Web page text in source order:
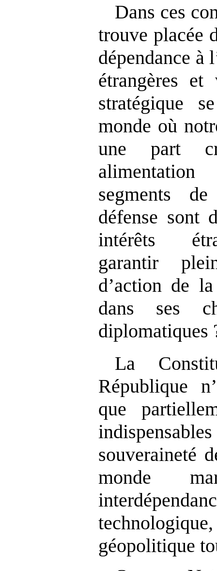
Dans ces
trouve placée
dépendance à
étrangères
stratégique
monde où
une part
segments
défense sont
intérêts
garantir
d’action de
dans ses
diplomatiques
La
République
que
souveraineté
monde
géopolitique